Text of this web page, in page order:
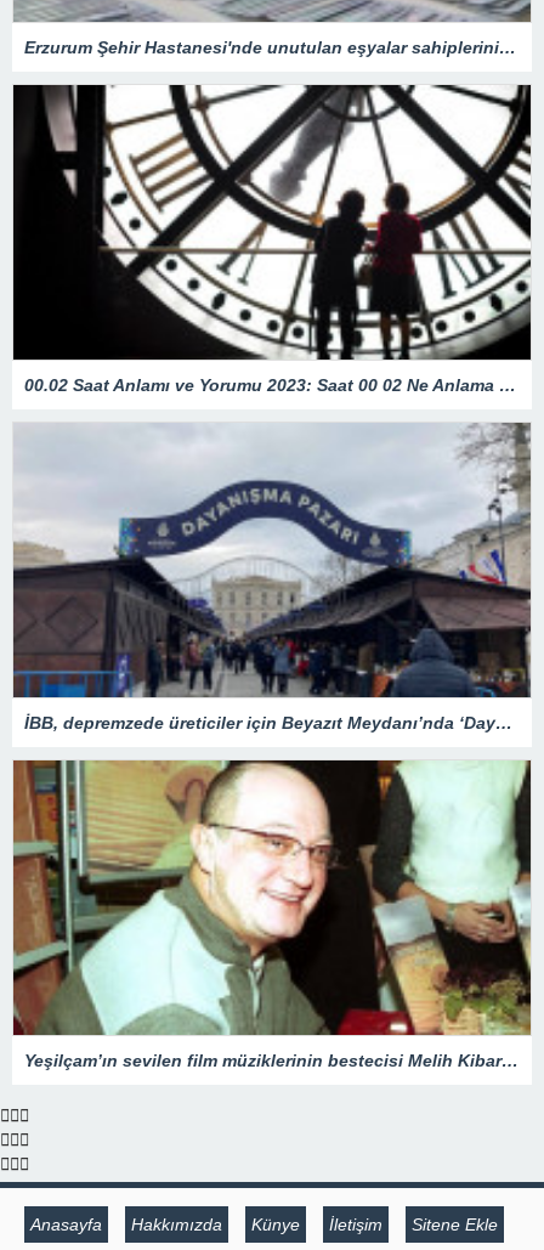
Erzurum Şehir Hastanesi'nde unutulan eşyalar sahiplerini bekliyor: İçlerinde en ilginç olanı ise…
00.02 Saat Anlamı ve Yorumu 2023: Saat 00 02 Ne Anlama Gelir?
İBB, depremzede üreticiler için Beyazıt Meydanı’nda ‘Dayanışma Pazarı’ kurdu
Yeşilçam’ın sevilen film müziklerinin bestecisi Melih Kibar anılıyor
Anasayfa Hakkımızda Künye İletişim Sitene Ekle